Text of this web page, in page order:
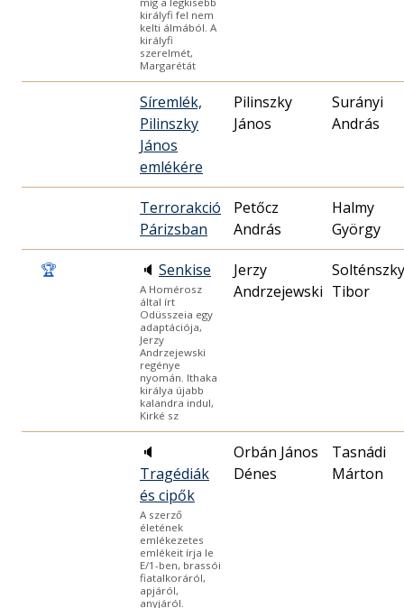
királyfi fel nem
kelti álmából. A
királyfi
szerelmét,
Margarétát
Síremlék,
Pilinszky
János
emlékére
Pilinszky
János
Surányi
András
Terrorakció
Párizsban
Petőcz
András
Halmy
György
🏆 🔈 Senkise
A Homérosz
által írt
Odüsszeia egy
adaptációja,
Jerzy
Andrzejewski
regénye
nyomán. Ithaka
királya újabb
kalandra indul,
Kirké sz
Jerzy
Andrzejewski
Solténszky
Tibor
🔈
Tragédiák
és cipők
A szerző
életének
emlékezetes
emlékeit írja le
E/1-ben, brassói
fiatalkoráról,
apjáról,
anyjáról.
Orbán János
Dénes
Tasnádi
Márton